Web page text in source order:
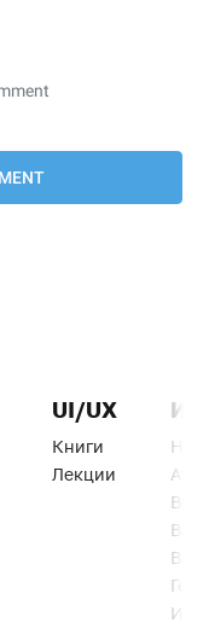
UI/UX
Книги
Лекции
Веб